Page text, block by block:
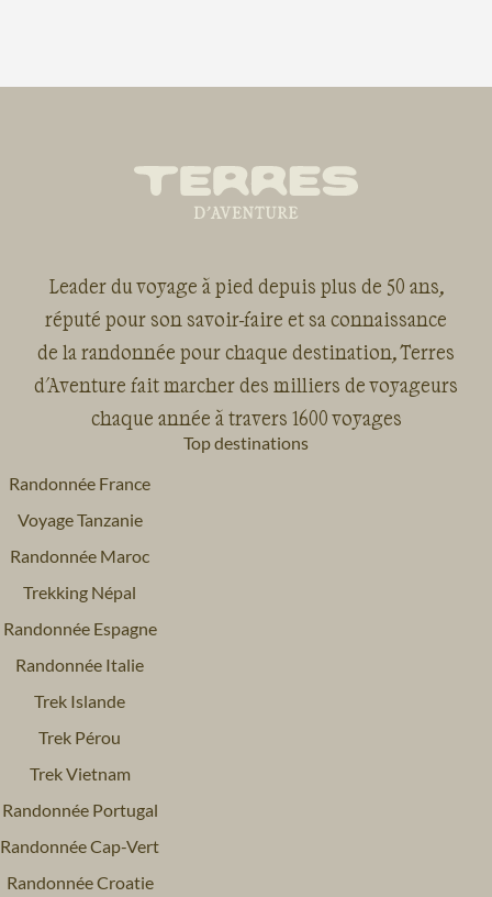
Leader du voyage à pied depuis plus de 50 ans,
réputé pour son savoir-faire et sa connaissance
de la randonnée pour chaque destination, Terres
d'Aventure fait marcher des milliers de voyageurs
chaque année à travers 1600 voyages
Top destinations
Randonnée France
Voyage Tanzanie
Randonnée Maroc
Trekking Népal
Randonnée Espagne
Randonnée Italie
Trek Islande
Trek Pérou
Trek Vietnam
Randonnée Portugal
Randonnée Cap-Vert
Randonnée Croatie